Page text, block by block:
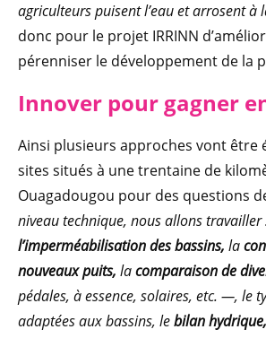
agriculteurs puisent l’eau et arrosent à
donc pour le projet IRRINN
pérenniser le développement de la
Innover pour gagner
Ainsi plusieurs approches vont être
sites situés à une trentaine de
Ouagadougou pour des questions
niveau technique, nous allons travailler
l’imperméabilisation des bassins, la
nouveaux puits, lacomparaison de
pédales, à essence, solaires, etc. —, le
adaptées aux bassins, lebilan hydrique,